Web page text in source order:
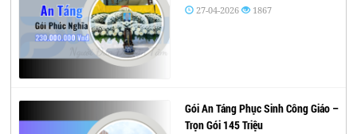
27-04-2026 1867
Gói An Táng Phục Sinh Công Giáo –
Trọn Gói 145 Triệu